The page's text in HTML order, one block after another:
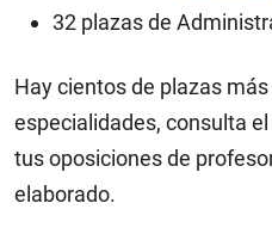
32 plazas de
Hay cientos de plazas
especialidades, consulta
tus oposiciones de
elaborado.